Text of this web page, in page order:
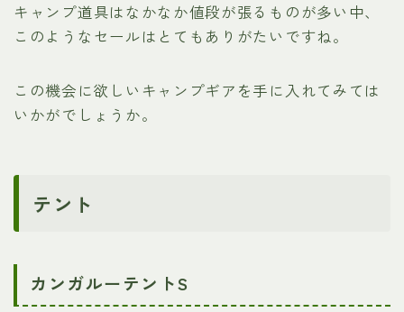
キャンプ道具はなかなか値段が張るものが多い中、
このようなセールはとてもありがたいですね。
この機会に欲しいキャンプギアを手に入れてみては
いかがでしょうか。
テント
カンガルーテントS